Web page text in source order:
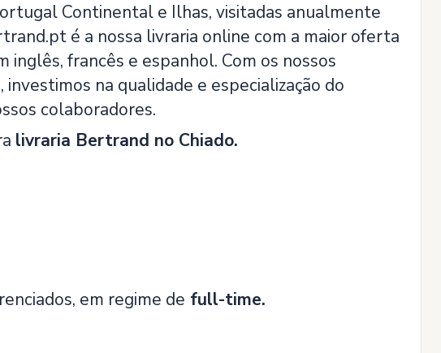
Continental e Ilhas, visitadas anualmente
é a nossa livraria online com a maior oferta
francês e espanhol. Com os nossos
na qualidade e especialização do
colaboradores.
livraria Bertrand no Chiado.
em regime de full-time.